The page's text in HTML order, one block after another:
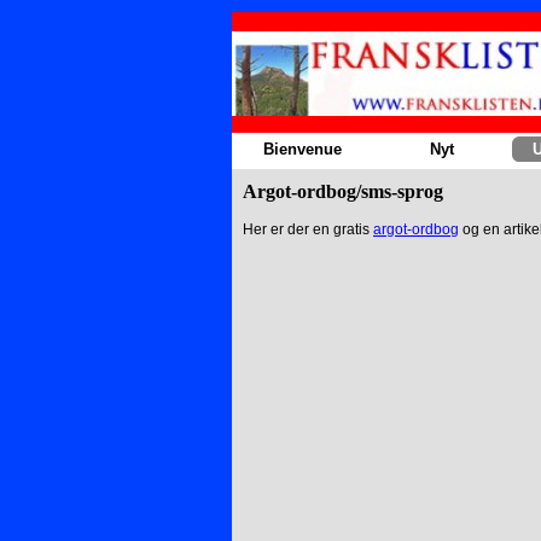
Bienvenue Nyt
Argot-ordbog/sms-sprog
Her er der en gratis argot-ordbog og en